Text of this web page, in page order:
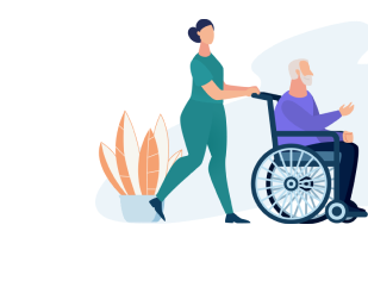
postopératoire de drain
Vaccination Covid (au cabinet)
Autre soins infirmiers
Renforts EHPAD 1/2 journée (4h)